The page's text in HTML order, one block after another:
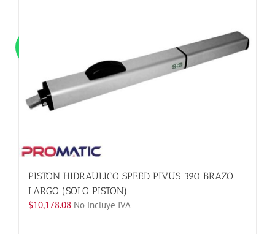
PISTON HIDRAULICO SPEED PIVUS 390 BRAZO
LARGO (SOLO PISTON)
$10,178.08 No incluye IVA